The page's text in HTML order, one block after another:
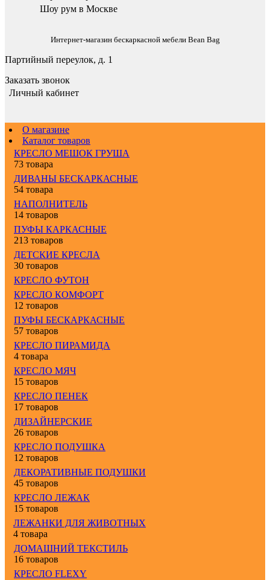
Шоу рум в Москве
Интернет-магазин бескаркасной мебели Bean Bag
Партийный переулок, д. 1
Заказать звонок
Личный кабинет
О магазине
Каталог товаров
КРЕСЛО МЕШОК ГРУША
73 товара
ДИВАНЫ БЕСКАРКАСНЫЕ
54 товара
НАПОЛНИТЕЛЬ
14 товаров
ПУФЫ КАРКАСНЫЕ
213 товаров
ДЕТСКИЕ КРЕСЛА
30 товаров
КРЕСЛО ФУТОН
КРЕСЛО КОМФОРТ
12 товаров
ПУФЫ БЕСКАРКАСНЫЕ
57 товаров
КРЕСЛО ПИРАМИДА
4 товара
КРЕСЛО МЯЧ
15 товаров
КРЕСЛО ПЕНЕК
17 товаров
ДИЗАЙНЕРСКИЕ
26 товаров
КРЕСЛО ПОДУШКА
12 товаров
ДЕКОРАТИВНЫЕ ПОДУШКИ
45 товаров
КРЕСЛО ЛЕЖАК
15 товаров
ЛЕЖАНКИ ДЛЯ ЖИВОТНЫХ
4 товара
ДОМАШНИЙ ТЕКСТИЛЬ
16 товаров
КРЕСЛО FLEXY